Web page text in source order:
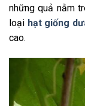
những quả nằm
loại hạt giống
cao.